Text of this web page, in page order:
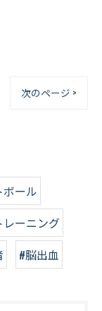
次のページ >
ール
レーニング
#脳出血